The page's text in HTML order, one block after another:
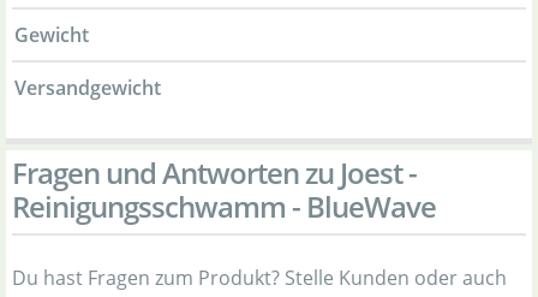
Gewicht
Versandgewicht
Fragen und Antworten zu Joest -
Reinigungsschwamm - BlueWave
Du hast Fragen zum Produkt? Stelle Kunden oder auch